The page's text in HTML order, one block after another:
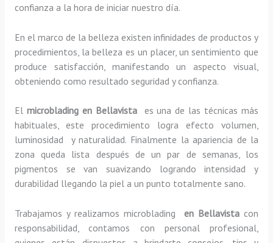
confianza a la hora de iniciar nuestro día.
En el marco de la belleza existen infinidades de productos y
procedimientos, la belleza es un placer, un sentimiento que
produce satisfacción, manifestando un aspecto visual,
obteniendo como resultado seguridad y confianza.
El microblading en Bellavista es una de las técnicas más
habituales, este procedimiento logra efecto volumen,
luminosidad y naturalidad. Finalmente la apariencia de la
zona queda lista después de un par de semanas, los
pigmentos se van suavizando logrando intensidad y
durabilidad llegando la piel a un punto totalmente sano.
Trabajamos y realizamos microblading en Bellavista con
responsabilidad, contamos con personal profesional,